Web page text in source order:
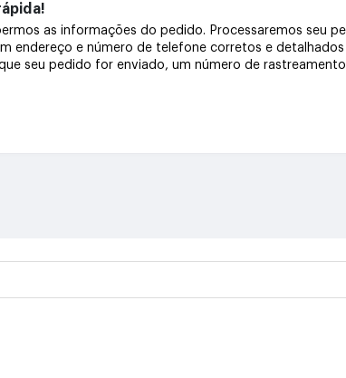
as informações do pedido. Processaremos seu
endereço e número de telefone corretos e
seu pedido for enviado, um número de